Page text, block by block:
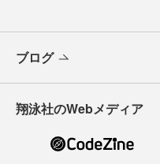
ブログ
翔泳社のWebメディア